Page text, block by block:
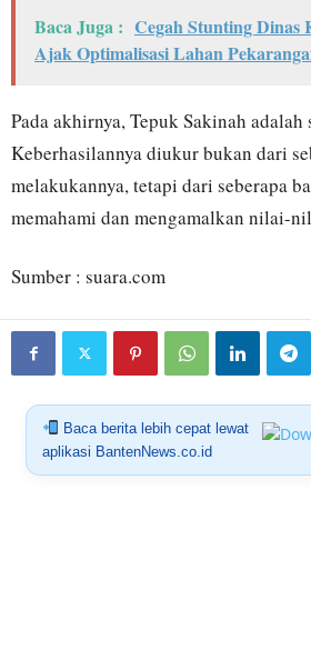
Baca Juga : Cegah Stunting Dinas
Ajak Optimalisasi Lahan
Pada akhirnya, Tepuk Sakinah adalah
Keberhasilannya diukur bukan dari
melakukannya, tetapi dari seberapa
memahami dan mengamalkan nilai-
Sumber : suara.com
Baca berita lebih cepat lewat
aplikasi BantenNews.co.id